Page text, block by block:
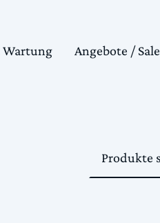
Wartung Angebote / Sale